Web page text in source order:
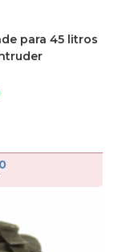
para 45 litros